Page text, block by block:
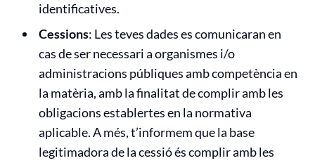
identificatives.
Cessions: Les teves dades es comunicaran en
cas de ser necessari a organismes i/o
administracions públiques amb competència en
la matèria, amb la finalitat de complir amb les
obligacions establertes en la normativa
aplicable. A més, t’informem que la base
legitimadora de la cessió és complir amb les